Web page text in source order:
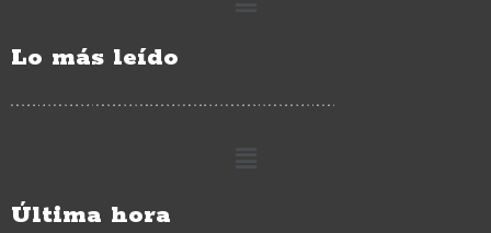
Lo más leído
Última hora